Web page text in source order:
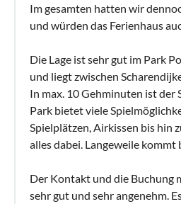
Im gesamten hatten wir
und würden das Ferienhaus
Die Lage ist sehr gut im Park
und liegt zwischen
In max. 10 Gehminuten ist der
Park bietet viele
Spielplätzen, Airkissen bis hin
alles dabei. Langeweile kommt
Der Kontakt und die Buchung
sehr gut und sehr angenehm.